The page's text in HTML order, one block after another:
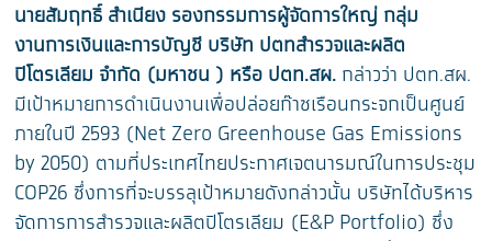
นายสัมฤทธิ์ สำเนียง รองกรรมการผู้จัดการใหญ่ กลุ่ม
งานการเงินและการบัญชี บริษัท ปตทสำรวจและผลิต
ปิโตรเลียม จำกัด (มหาชน ) หรือ ปตท.สผ. กล่าวว่า ปตท.สผ.
มีเป้าหมายการดำเนินงานเพื่อปล่อยก๊าซเรือนกระจกเป็นศูนย์
ภายในปี 2593 (Net Zero Greenhouse Gas Emissions
by 2050) ตามที่ประเทศไทยประกาศเจตนารมณ์ในการประชุม
COP26 ซึ่งการที่จะบรรลุเป้าหมายดังกล่าวนั้น บริษัทได้บริหาร
จัดการการสำรวจและผลิตปิโตรเลียม (E&P Portfolio) ซึ่ง